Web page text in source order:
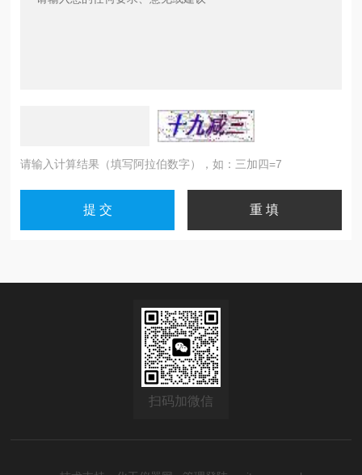
请输入计算结果（填写阿拉伯数字），如：三加四=7
扫码加微信